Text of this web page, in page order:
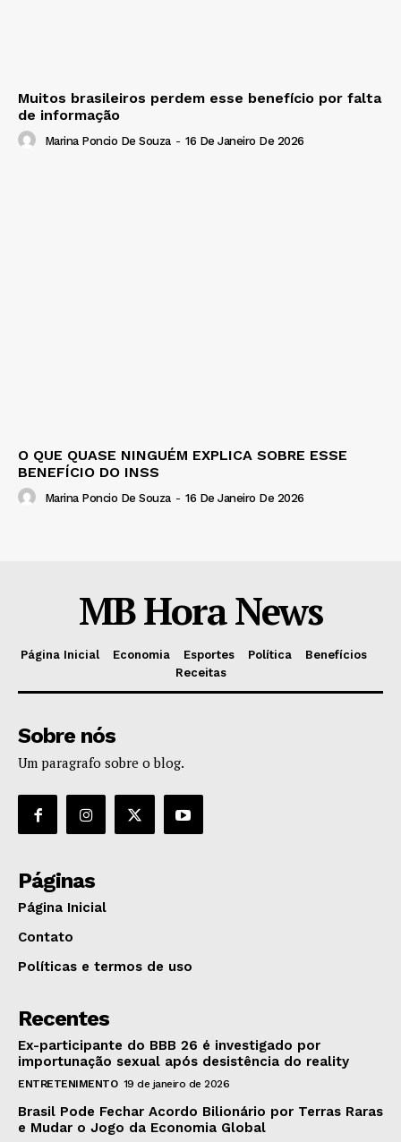
Muitos brasileiros perdem esse benefício por falta
de informação
Marina Poncio De Souza - 16 De Janeiro De 2026
O QUE QUASE NINGUÉM EXPLICA SOBRE ESSE
BENEFÍCIO DO INSS
Marina Poncio De Souza - 16 De Janeiro De 2026
MB Hora News
Página Inicial Economia Esportes Política
Benefícios
Receitas
Sobre nós
Um paragrafo sobre o blog.
Páginas
Página Inicial
Contato
Políticas e termos de uso
Recentes
Ex-participante do BBB 26 é investigado por
importunação sexual após desistência do reality
ENTRETENIMENTO 19 de janeiro de 2026
Brasil Pode Fechar Acordo Bilionário por Terras Raras
e Mudar o Jogo da Economia Global